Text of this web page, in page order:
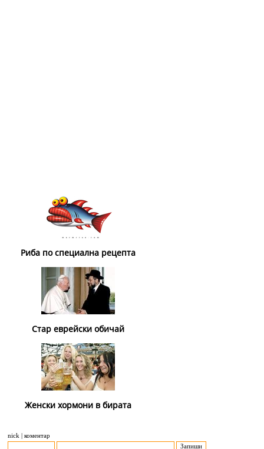
Риба по специална рецепта
Стар еврейски обичай
Женски хормони в бирата
nick | коментар